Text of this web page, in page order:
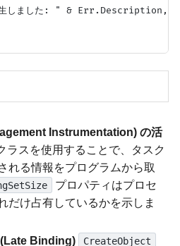
しました: " & Err.Description,
Instrumentation) の活
ラスを使用することで、タスク
れる情報をプログラムから取
プロパティはプロセ
だけ占有しているかを示しま
Binding)
CreateObject